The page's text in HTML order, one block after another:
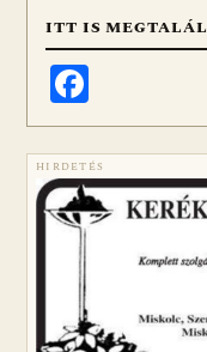
ITT IS MEGTALÁL
HIRDETÉS